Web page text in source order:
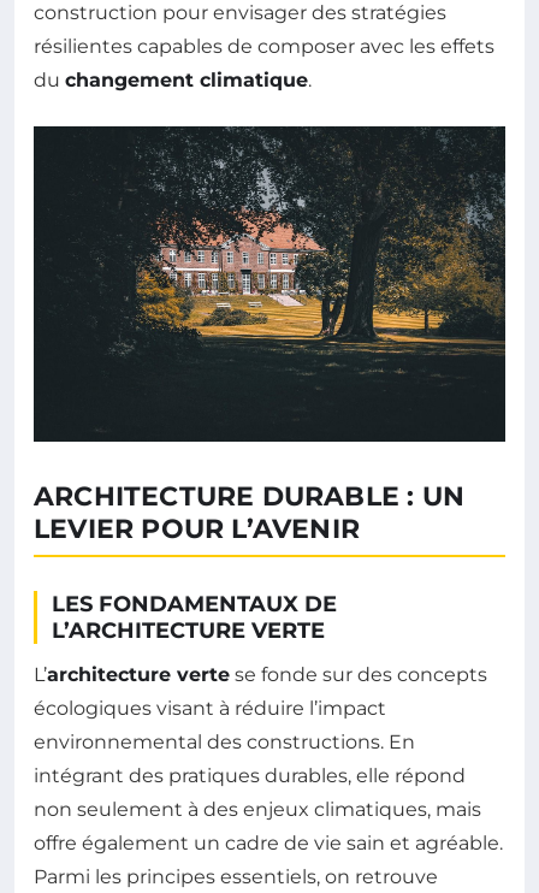
construction pour envisager des stratégies
résilientes capables de composer avec les effets
du changement climatique.
ARCHITECTURE DURABLE : UN
LEVIER POUR L’AVENIR
LES FONDAMENTAUX DE
L’ARCHITECTURE VERTE
L’architecture verte se fonde sur des concepts
écologiques visant à réduire l’impact
environnemental des constructions. En
intégrant des pratiques durables, elle répond
non seulement à des enjeux climatiques, mais
offre également un cadre de vie sain et agréable.
Parmi les principes essentiels, on retrouve